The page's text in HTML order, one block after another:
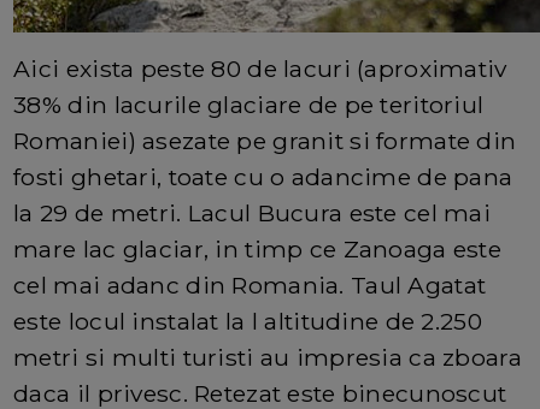
Aici exista peste 80 de lacuri (aproximativ
38% din lacurile glaciare de pe teritoriul
Romaniei) asezate pe granit si formate din
fosti ghetari, toate cu o adancime de pana
la 29 de metri. Lacul Bucura este cel mai
mare lac glaciar, in timp ce Zanoaga este
cel mai adanc din Romania. Taul Agatat
este locul instalat la l altitudine de 2.250
metri si multi turisti au impresia ca zboara
daca il privesc. Retezat este binecunoscut